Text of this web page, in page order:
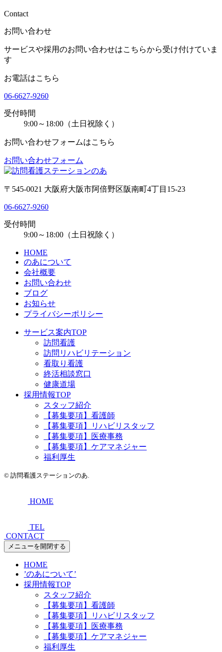
Contact
お問い合わせ
サービスや採用のお問い合わせはこちらから受け付けていま
す
お電話はこちら
06-6627-9260
受付時間
9:00～18:00（土日祝除く）
お問い合わせフォームはこちら
お問い合わせフォーム
〒545-0021 大阪府大阪市阿倍野区阪南町4丁目15-23
06-6627-9260
受付時間
9:00～18:00（土日祝除く）
HOME
のあについて
会社概要
お問い合わせ
ブログ
お知らせ
プライバシーポリシー
サービス案内TOP
訪問看護
訪問リハビリテーション
看取り看護
終活相談窓口
健康道場
採用情報TOP
スタッフ紹介
【募集要項】看護師
【募集要項】リハビリスタッフ
【募集要項】医療事務
【募集要項】ケアマネジャー
福利厚生
© 訪問看護ステーションのあ.
HOME
TEL
CONTACT
メニューを開閉する
HOME
’のあについて’
採用情報TOP
スタッフ紹介
【募集要項】看護師
【募集要項】リハビリスタッフ
【募集要項】医療事務
【募集要項】ケアマネジャー
福利厚生